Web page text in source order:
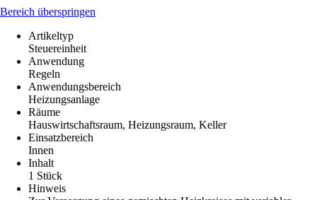
Bereich überspringen
Artikeltyp
Steuereinheit
Anwendung
Regeln
Anwendungsbereich
Heizungsanlage
Räume
Hauswirtschaftsraum, Heizungsraum, Keller
Einsatzbereich
Innen
Inhalt
1 Stück
Hinweis